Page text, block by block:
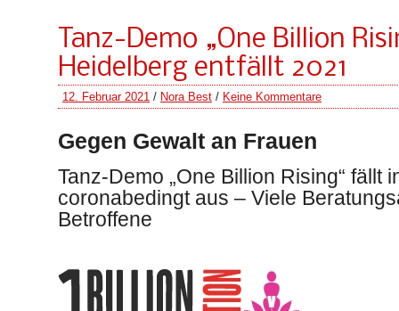
Tanz-Demo „One Billion
Heidelberg entfällt 2021
12. Februar 2021 / Nora Best / Keine Kommentare
Gegen Gewalt an Frauen
Tanz-Demo „One Billion Rising“ fällt
coronabedingt aus – Viele
Betroffene